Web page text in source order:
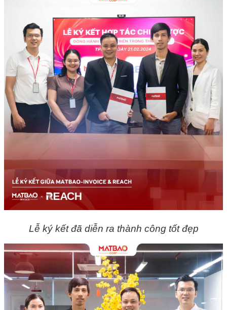
Lễ ký kết đã diễn ra thành công tốt đẹp